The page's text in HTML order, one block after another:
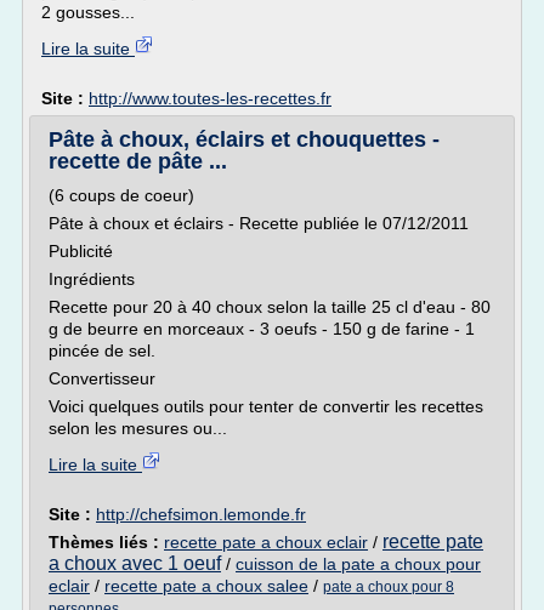
2 gousses...
Lire la suite
Site : http://www.toutes-les-recettes.fr
Pâte à choux, éclairs et chouquettes -
recette de pâte ...
(6 coups de coeur)
Pâte à choux et éclairs - Recette publiée le 07/12/2011
Publicité
Ingrédients
Recette pour 20 à 40 choux selon la taille 25 cl d'eau - 80
g de beurre en morceaux - 3 oeufs - 150 g de farine - 1
pincée de sel.
Convertisseur
Voici quelques outils pour tenter de convertir les recettes
selon les mesures ou...
Lire la suite
Site : http://chefsimon.lemonde.fr
Thèmes liés : recette pate a choux eclair / recette pate
a choux avec 1 oeuf/ cuisson de la pate a choux pour
eclair / recette pate a choux salee / pate a choux pour 8